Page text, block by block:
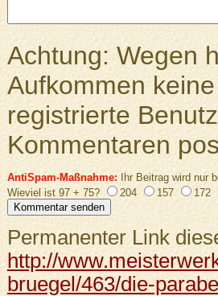
Achtung: Wegen
Aufkommen
registrierte
Kommentaren
AntiSpam-Maßnahme:Ihr Beitrag wird nur
Wieviel ist 97 + 75?
204 157 172
Permanenter Link
http://
bruegel/463/die-